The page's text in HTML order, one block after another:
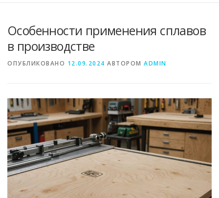
МЕТАЛЛЫ И ОКРУЖАЮЩАЯ СРЕДА
СВОЙСТВА МЕТАЛЛОВ СОРТА МЕТАЛЛОВ
СТАТЬИ
Особенности применения сплавов
в производстве
ОПУБЛИКОВАНО 12.09.2024 АВТОРОМ ADMIN